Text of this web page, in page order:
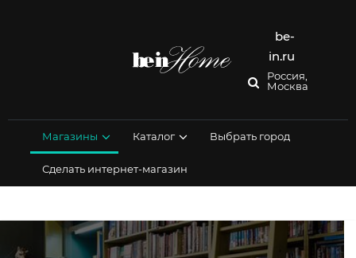
be-
in.ru
Россия,
Москва
Магазины Каталог Выбрать город
Сделать интернет-магазин